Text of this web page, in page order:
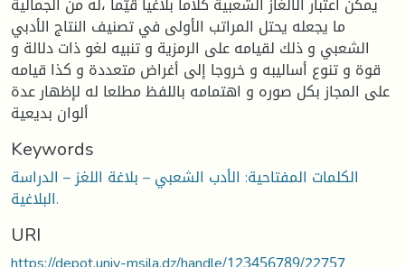
ما يجعله يحتل المراتب الأولى في تصنيف النتاج الأدبي
الشعبي و ذلك لقيامه على الرمزية و تنبيه لغو ذات دلالة و
قوة و تنوع أساليبه و خروجا إلى أغراض متعددة و كذا قيامه
على المجاز بكل صوره و اهتمامه باللفظ مطلعا له لإظهار عدة
ألوان بديعية
Keywords
الكلمات المفتاحية: الأدب الشعبي – بلاغة اللغز – الدراسة
البلاغية.
URI